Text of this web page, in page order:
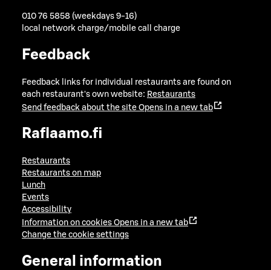
010 76 5858 (weekdays 9-16)
local network charge/mobile call charge
Feedback
Feedback links for individual restaurants are found on
each restaurant's own website: Restaurants
Send feedback about the site Opens in a new tab
Raflaamo.fi
Restaurants
Restaurants on map
Lunch
Events
Accessibility
Information on cookies Opens in a new tab
Change the cookie settings
General information